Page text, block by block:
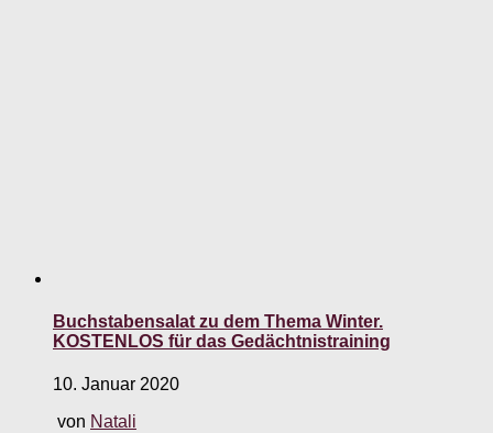
Buchstabensalat zu dem Thema Winter.
KOSTENLOS für das Gedächtnistraining
10. Januar 2020
von Natali